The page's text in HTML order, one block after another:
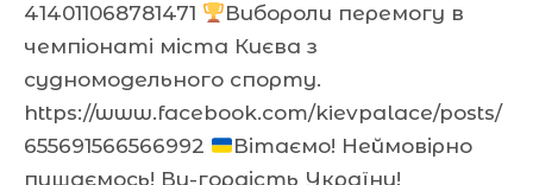
414011068781471
Вибороли перемогу в
чемпіонаті міста Києва з
судномодельного спорту.
https://www.facebook.com/kievpalace/posts/
655691566566992
Вітаємо! Неймовірно
пишаємось! Ви-гордість України!